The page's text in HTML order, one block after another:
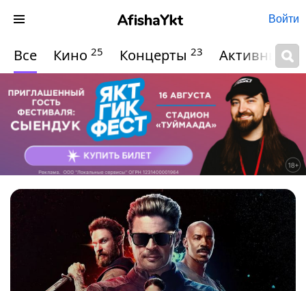
Войти
Все Кино 25 Концерты 23 Активный